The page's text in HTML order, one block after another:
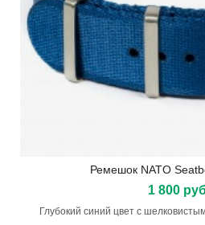
Ремешок NATO
1 800
Глубокий синий цвет с